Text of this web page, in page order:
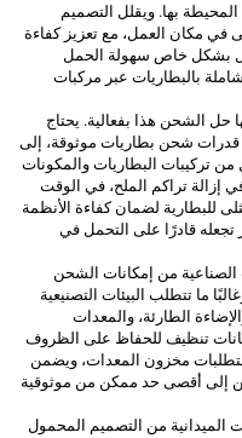
بها. ويقلل التصميم
في مكان العمل، مع تعزيز كفاءة
بشكل خاص سهولة الحمل
بالبطاريات عبر مركبات
حل الشحن هذا بفعالية. يحتاج
قدرات شحن بطاريات موثوقة، إلى
تركيبات البطاريات والمكونات
إزالة تراكم الملح، في الوقت
للبطارية لضمان كفاءة الأنظمة
تجعله قادرًا على التحمل في
الصناعية من إمكانات الشحن
ما تتطلب البيئات التصنيعية
الطارئة، والمعدات
تنظيف للحفاظ على الظروف
متطلبات مخزون المعدات، ويضمن
إلى أقصى حد ممكن من موثوقية
الميدانية من التصميم المحمول